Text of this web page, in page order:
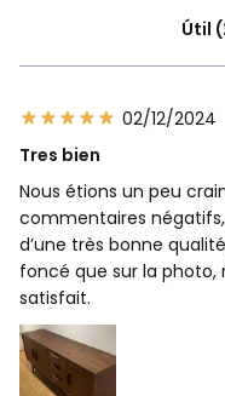
Útil
02/12/2024
Tres bien
Nous étions un peu
commentaires
d’une très bonne
foncé que sur la photo,
satisfait.